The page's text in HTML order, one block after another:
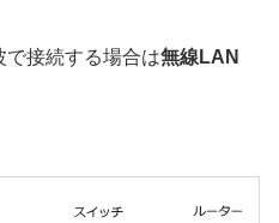
接続する場合は無線LAN